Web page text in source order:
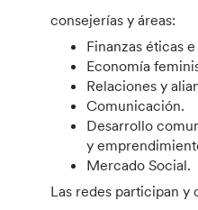
consejerías y áreas:
Finanzas éticas
Economía
Relaciones y
Comunicación.
Desarrollo
y
Mercado Social.
Las redes participan y